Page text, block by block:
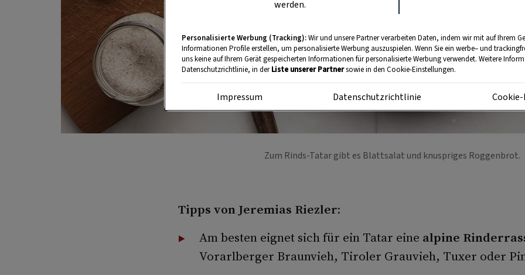
Zum Rinds-Tatar gibt es Blattsalat und knuspriges Roggenbrot.
Tipps von Jeremias Riezler:
Am besten eignet sich für ein Tatar eine alpine
Vorarlberger Braunvieh, Tiroler Grauvieh, Tuxer oder
werden.
Personalisierte Werbung (Tracking):Wir und unsere Partner verarbeiten Daten, indem wir mit auf Ihrem
Informationen Profile erstellen, um personalisierte Werbung auszuspielen. Wenn Sie ein werbe– und
uns keine auf Ihrem Gerät gespeicherten Informationen für personalisierte Werbung verwendet. Weitere
Datenschutzrichtlinie, in derListe unserer Partnersowie in den Cookie-Einstellungen.
Impressum Datenschutzrichtlinie